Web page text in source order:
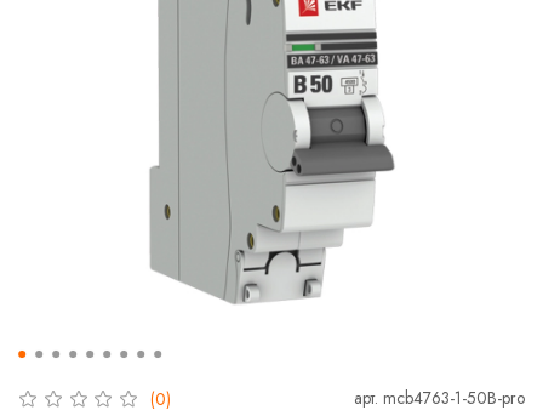
(0) арт. mcb4763-1-50B-pro